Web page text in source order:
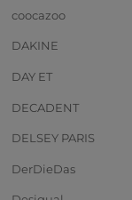
coocazoo
DAKINE
DAY ET
DECADENT
DELSEY PARIS
DerDieDas